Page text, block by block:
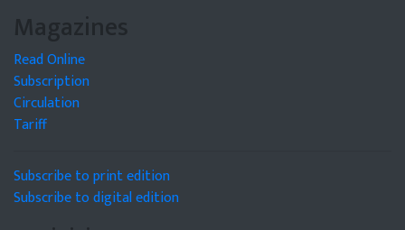
Magazines
Read Online
Subscription
Circulation
Tariff
Subscribe to print edition
Subscribe to digital edition